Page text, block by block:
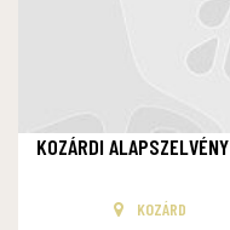
KOZÁRDI ALAPSZELVÉNY
KOZÁRD